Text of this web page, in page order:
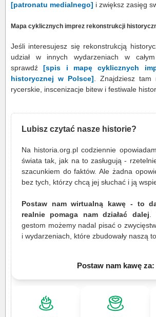
[patronatu medialnego] i zwiększ zasięg
Mapa cyklicznych imprez rekonstrukcji
Jeśli interesujesz się rekonstrukcją
udział w innych wydarzeniach w
sprawdź[spis i mapę cyklicznych
historycznej w Polsce]. Znajdziesz tam
rycerskie, inscenizacje bitew i festiwale
Lubisz czytać nasze historie?
Na historia.org.pl codziennie
świata tak, jak na to zasługują -
szacunkiem do faktów. Ale żadna
bez tych, którzy chcą jej słuchać i ją
Postaw nam wirtualną kawę - to
realnie pomaga nam działać dalej.
gestom możemy nadal pisać o
i wydarzeniach, które zbudowały naszą
Postaw nam kawę za: